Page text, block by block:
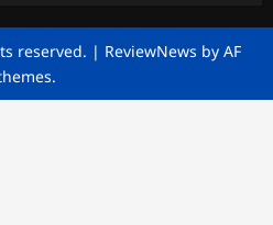
reserved. | ReviewNews by AF